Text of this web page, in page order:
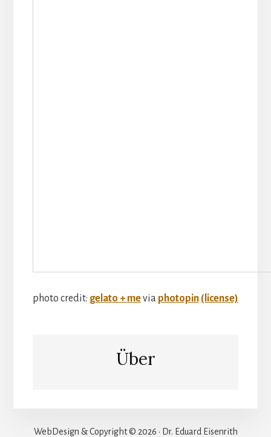
photo credit: gelato + mevia photopin (license)
Über
WebDesign & Copyright © 2026 · Dr. Eduard Eisenrith